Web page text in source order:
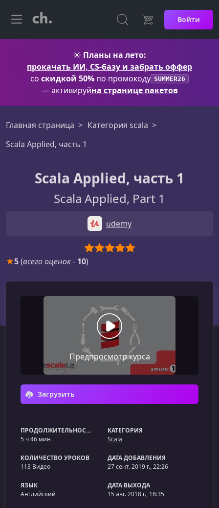
Войти
☀️ Планы на лето:
прокачать ИИ, CS-базу и забрать оффер
со скидкой 50% по промокоду SUMMER26
— активируйна странице пакетов
Главная страница
Категория scala
Scala Applied, часть 1
Scala Applied, часть 1
Scala Applied, Part 1
udemy
★5(всего оценок- 10)
Предпросмотр курса
Загрузить
ПРОДОЛЖИТЕЛЬНОСТЬ
5 ч 46 мин
КАТЕГОРИЯ
Scala
КОЛИЧЕСТВО УРОКОВ
113 Видео
ДАТА ДОБАВЛЕНИЯ
27 сент. 2019 г., 22:26
ЯЗЫК
Английский
ДАТА ВЫХОДА
15 авг. 2018 г., 18:35